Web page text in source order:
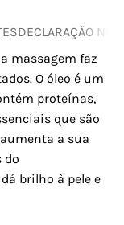
DECLARAÇÃO
massagem faz
O óleo é um
proteínas,
que são
a sua
do
brilho à pele e